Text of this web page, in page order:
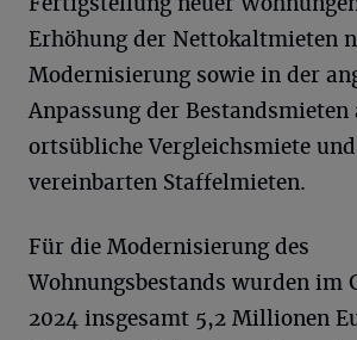
Erhöhung der Nettokaltmieten
Modernisierung sowie in der
Anpassung der Bestandsmieten
ortsübliche Vergleichsmiete
vereinbarten Staffelmieten.
Für die Modernisierung des
Wohnungsbestands wurden im
2024 insgesamt 5,2 Millionen